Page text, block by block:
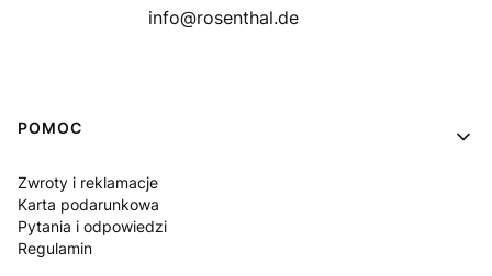
info@rosenthal.de
Linki w stopce
POMOC
Zwroty i reklamacje
Karta podarunkowa
Pytania i odpowiedzi
Regulamin